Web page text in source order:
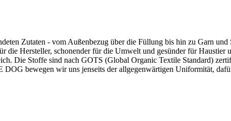
Zutaten - vom Außenbezug über die Füllung bis hin zu Garn und
Hersteller, schonender für die Umwelt und gesünder für Haustier
Die Stoffe sind nach GOTS (Global Organic Textile Standard)
bewegen wir uns jenseits der allgegenwärtigen Uniformität,